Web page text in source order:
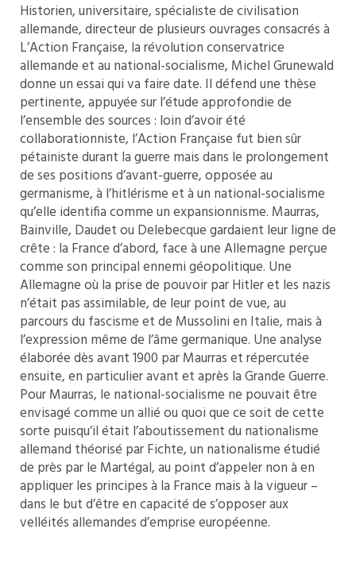
Historien, universitaire, spécialiste de civilisation
allemande, directeur de plusieurs ouvrages consacrés à
L’Action Française, la révolution conservatrice
allemande et au national-socialisme, Michel Grunewald
donne un essai qui va faire date. Il défend une thèse
pertinente, appuyée sur l’étude approfondie de
l’ensemble des sources : loin d’avoir été
collaborationniste, l’Action Française fut bien sûr
pétainiste durant la guerre mais dans le prolongement
de ses positions d’avant-guerre, opposée au
germanisme, à l’hitlérisme et à un national-socialisme
qu’elle identifia comme un expansionnisme. Maurras,
Bainville, Daudet ou Delebecque gardaient leur ligne de
crête : la France d’abord, face à une Allemagne perçue
comme son principal ennemi géopolitique. Une
Allemagne où la prise de pouvoir par Hitler et les nazis
n’était pas assimilable, de leur point de vue, au
parcours du fascisme et de Mussolini en Italie, mais à
l’expression même de l’âme germanique. Une analyse
élaborée dès avant 1900 par Maurras et répercutée
ensuite, en particulier avant et après la Grande Guerre.
Pour Maurras, le national-socialisme ne pouvait être
envisagé comme un allié ou quoi que ce soit de cette
sorte puisqu’il était l’aboutissement du nationalisme
allemand théorisé par Fichte, un nationalisme étudié
de près par le Martégal, au point d’appeler non à en
appliquer les principes à la France mais à la vigueur –
dans le but d’être en capacité de s’opposer aux
velléités allemandes d’emprise européenne.